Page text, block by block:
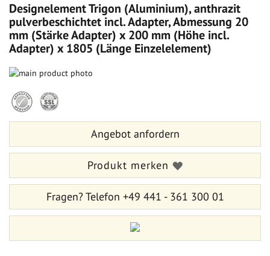
Designelement Trigon (Aluminium), anthrazit
pulverbeschichtet incl. Adapter, Abmessung 20
mm (Stärke Adapter) x 200 mm (Höhe incl.
Adapter) x 1805 (Länge Einzelelement)
Zum
der
Bildergalerie
springen
Anfang
der
Bildergalerie
Angebot anfordern
Produkt merken
Fragen?Telefon +49 441 - 361 300 01